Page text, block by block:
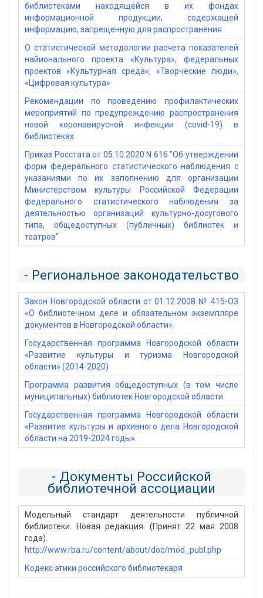
библиотеками находящейся в их фондах
информационной продукции, содержащей
информацию, запрещенную для распространения
О статистической методологии расчета показателей
найионального проекта «Культура», федеральных
проектов «Культурная среда», «Творческие люди»,
«Цифровая культура»
Рекомендации по проведению профилактических
мероприятий по предупреждению распространения
новой коронавирусной инфекции (covid-19) в
библиотеках
Приказ Росстата от 05.10.2020 N 616 "Об утверждении
форм федерального статистического наблюдения с
указаниями по их заполнению для организации
Министерством культуры Российской Федерации
федерального статистического наблюдения за
деятельностью организаций культурно-досугового
типа, общедоступных (публичных) библиотек и
театров"
- Региональное законодательство
Закон Новгородской области от 01.12.2008 № 415-ОЗ
«О библиотечном деле и обязательном экземпляре
документов в Новгородской области»
Государственная программа Новгородской области
«Развитие культуры и туризма Новгородской
области» (2014-2020)
Программа развития общедоступных (в том числе
муниципальных) библиотек Новгородской области
Государственная программа Новгородской области
«Развитие культуры и архивного дела Новгородской
области на 2019-2024 годы»
- Документы Российской
библиотечной ассоциации
Модельный стандарт деятельности публичной
библиотеки. Новая редакция. (Принят 22 мая 2008
года).
http://www.rba.ru/content/about/doc/mod_publ.php
Кодекс этики российского библиотекаря